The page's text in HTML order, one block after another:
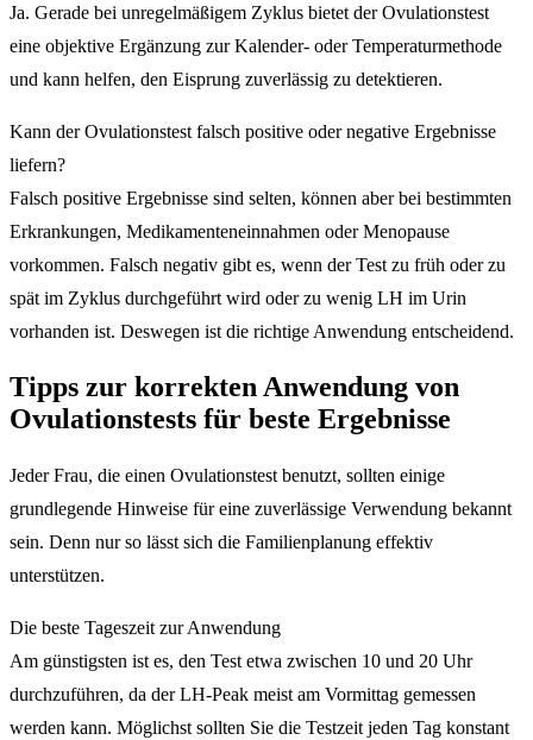
Ja. Gerade bei unregelmäßigem Zyklus bietet der Ovulationstest
eine objektive Ergänzung zur Kalender- oder Temperaturmethode
und kann helfen, den Eisprung zuverlässig zu detektieren.
Kann der Ovulationstest falsch positive oder negative Ergebnisse
liefern?
Falsch positive Ergebnisse sind selten, können aber bei bestimmten
Erkrankungen, Medikamenteneinnahmen oder Menopause
vorkommen. Falsch negativ gibt es, wenn der Test zu früh oder zu
spät im Zyklus durchgeführt wird oder zu wenig LH im Urin
vorhanden ist. Deswegen ist die richtige Anwendung entscheidend.
Tipps zur korrekten Anwendung von
Ovulationstests für beste Ergebnisse
Jeder Frau, die einen Ovulationstest benutzt, sollten einige
grundlegende Hinweise für eine zuverlässige Verwendung bekannt
sein. Denn nur so lässt sich die Familienplanung effektiv
unterstützen.
Die beste Tageszeit zur Anwendung
Am günstigsten ist es, den Test etwa zwischen 10 und 20 Uhr
durchzuführen, da der LH-Peak meist am Vormittag gemessen
werden kann. Möglichst sollten Sie die Testzeit jeden Tag konstant